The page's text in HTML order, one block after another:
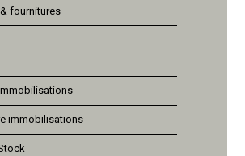
fournitures
immobilisations